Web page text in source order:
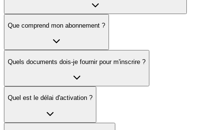
Que comprend mon abonnement ?
Quels documents dois-je fournir pour m'inscrire ?
Quel est le délai d'activation ?